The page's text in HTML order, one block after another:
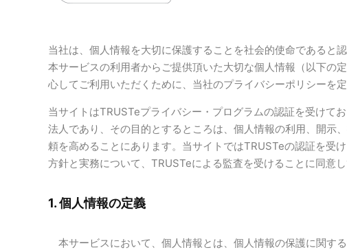
当社は、個人情報を大切に保護することを社会的使命であると
本サービスの利用者からご提供頂いた大切な個人情報（以下の
心してご利用いただくために、当社のプライバシーポリシーを定
当サイトはTRUSTeプライバシー・プログラムの認証を受けて
法人であり、その目的とするところは、個人情報の利用、開示
頼を高めることにあります。当サイトではTRUSTeの認証を受
方針と実務について、TRUSTeによる監査を受けることに同意し
1. 個人情報の定義
本サービスにおいて、個人情報とは、個人情報の保護に関す